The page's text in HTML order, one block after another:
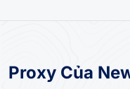
Proxy Của